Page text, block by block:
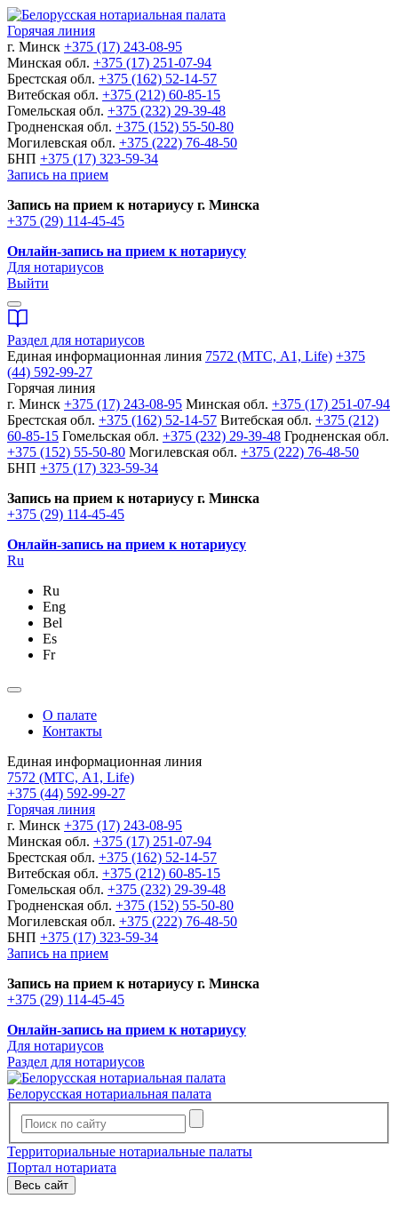
Горячая линия
г. Минск +375 (17) 243-08-95
Минская обл. +375 (17) 251-07-94
Брестская обл. +375 (162) 52-14-57
Витебская обл. +375 (212) 60-85-15
Гомельская обл. +375 (232) 29-39-48
Гродненская обл. +375 (152) 55-50-80
Могилевская обл. +375 (222) 76-48-50
БНП +375 (17) 323-59-34
Запись на прием
Запись на прием к нотариусу г. Минска
+375 (29) 114-45-45
Онлайн-запись на прием к нотариусу
Для нотариусов
Выйти
Раздел для нотариусов
Единая информационная линия 7572 (МТС, A1, Life) +375
(44) 592-99-27
Горячая линия
г. Минск +375 (17) 243-08-95 Минская обл. +375 (17) 251-07-94
Брестская обл. +375 (162) 52-14-57 Витебская обл. +375 (212)
60-85-15 Гомельская обл. +375 (232) 29-39-48 Гродненская обл.
+375 (152) 55-50-80 Могилевская обл. +375 (222) 76-48-50
БНП +375 (17) 323-59-34
Запись на прием к нотариусу г. Минска
+375 (29) 114-45-45
Онлайн-запись на прием к нотариусу
Ru
Ru
Eng
Bel
Es
Fr
О палате
Контакты
Единая информационная линия
7572 (МТС, A1, Life)
+375 (44) 592-99-27
Горячая линия
г. Минск +375 (17) 243-08-95
Минская обл. +375 (17) 251-07-94
Брестская обл. +375 (162) 52-14-57
Витебская обл. +375 (212) 60-85-15
Гомельская обл. +375 (232) 29-39-48
Гродненская обл. +375 (152) 55-50-80
Могилевская обл. +375 (222) 76-48-50
БНП +375 (17) 323-59-34
Запись на прием
Запись на прием к нотариусу г. Минска
+375 (29) 114-45-45
Онлайн-запись на прием к нотариусу
Для нотариусов
Раздел для нотариусов
Белорусская нотариальная палата
Территориальные нотариальные палаты
Портал нотариата
Весь сайт